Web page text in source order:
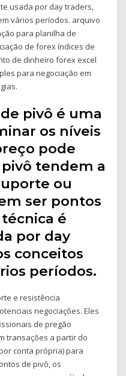
usada por day traders,
vários períodos. arquivo
para planilha de
de forex índices de
de dinheiro forex excel
para negociação em
pivô é uma
os níveis
pode
tendem a
ou
ser pontos
é
por day
conceitos
períodos.
e resistência
negociações. Eles
de pregão
transações a partir do
conta própria) para
de pivô, os